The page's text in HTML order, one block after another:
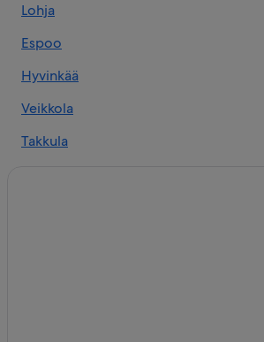
Lohja
Espoo
Hyvinkää
Veikkola
Takkula